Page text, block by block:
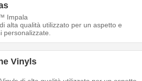
Impala
alta qualità utilizzato per un aspetto e
personalizzate.
Vinyls